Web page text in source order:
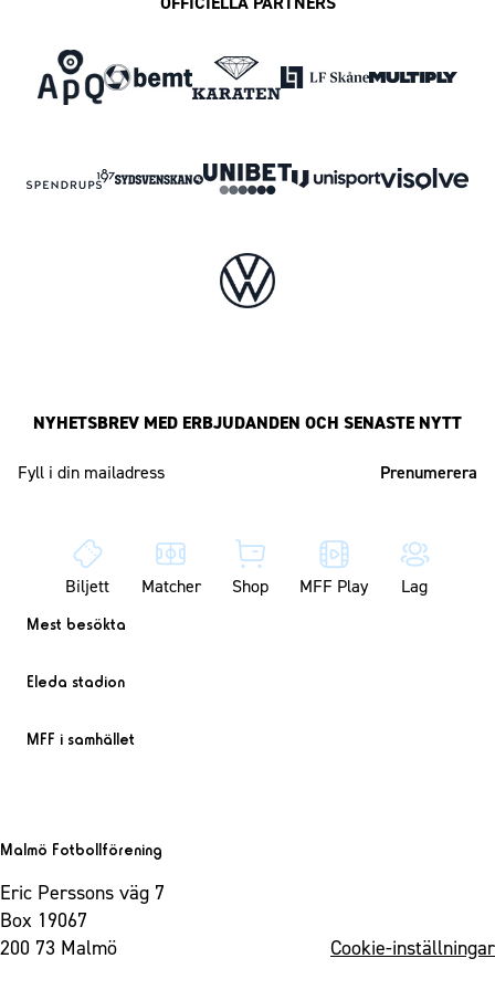
NYHETSBREV MED ERBJUDANDEN OCH SENASTE NYTT
Biljett Matcher Shop MFF Play Lag
Mest besökta
Eleda stadion
MFF i samhället
Malmö Fotbollförening
Eric Perssons väg 7
Box 19067
200 73 Malmö
Cookie-inställningar